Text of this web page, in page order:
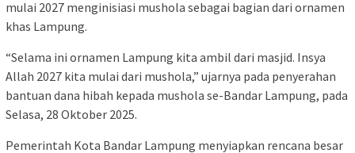
mulai 2027 menginisiasi mushola sebagai bagian dari ornamen
khas Lampung.
“Selama ini ornamen Lampung kita ambil dari masjid. Insya
Allah 2027 kita mulai dari mushola,” ujarnya pada penyerahan
bantuan dana hibah kepada mushola se-Bandar Lampung, pada
Selasa, 28 Oktober 2025.
Pemerintah Kota Bandar Lampung menyiapkan rencana besar